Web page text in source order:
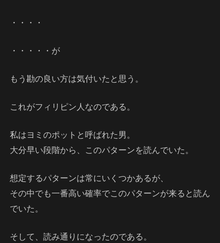
・・・・
・・・・・が
もう勘の良い方は気付いたと思う。
これがフィリピン人なのである。
私はヨミのポットと呼ばれた男。
大分早い段階から、このパターンを読んでいた。
想定するパターンは常にいくつかあるが、
その中でも一番高い確率でこのパターンが来ると読ん
でいた。
そして、読み通りになったのである。